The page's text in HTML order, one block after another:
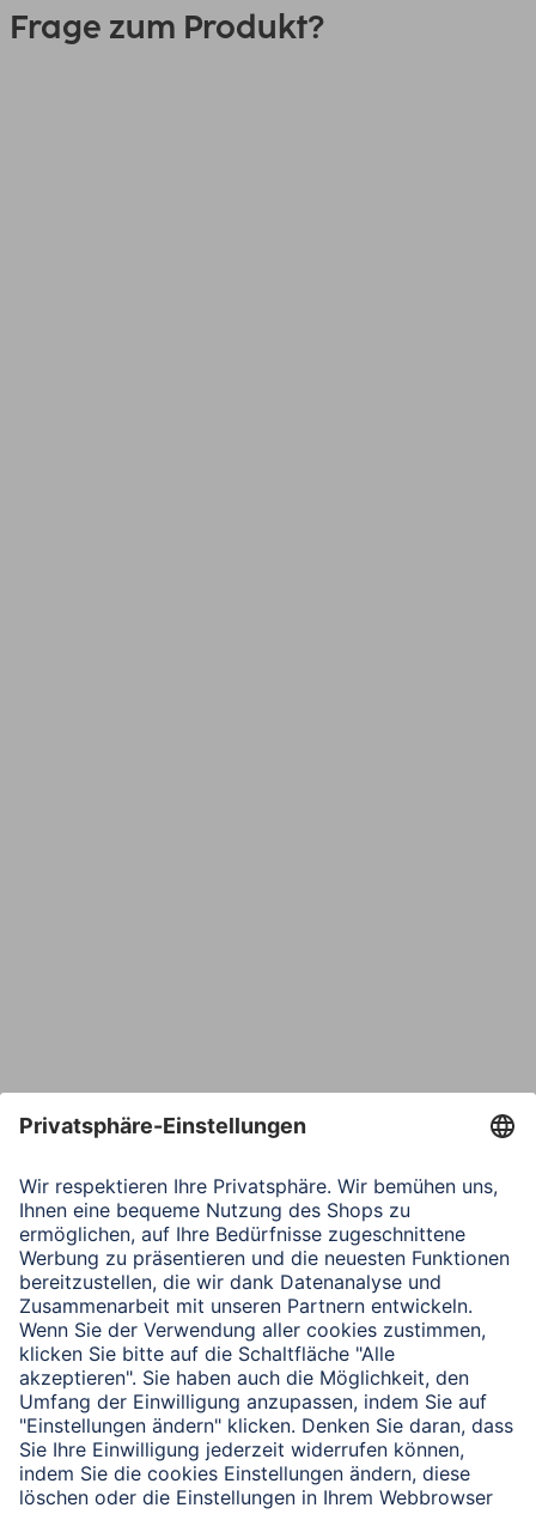
Frage zum Produkt?
Verbleibende Zeichen: 1000/ 1000
Senden
Mit Absenden des Formulars bestätigen Sie, dass Sie unsere
Datenschutzbestimmungen zur Formulardatenverarbeitung zur